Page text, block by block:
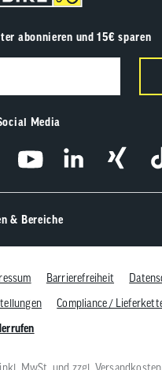
abonnieren und 15€ sparen
Media
& Bereiche
Barrierefreiheit
Compliance /